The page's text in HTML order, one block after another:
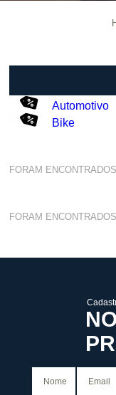
Automotivo
Bike
FORAM
FORAM